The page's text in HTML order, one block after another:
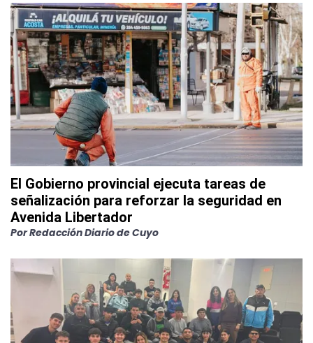
El Gobierno provincial ejecuta tareas de
señalización para reforzar la seguridad en
Avenida Libertador
PorRedacción Diario de Cuyo